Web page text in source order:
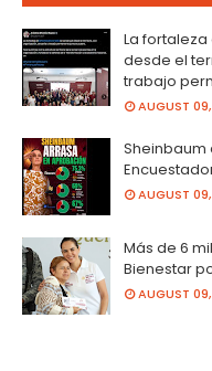
La
desde el
trabajo
AUGUST
AUGUST
Más de 6
Bienestar
AUGUST